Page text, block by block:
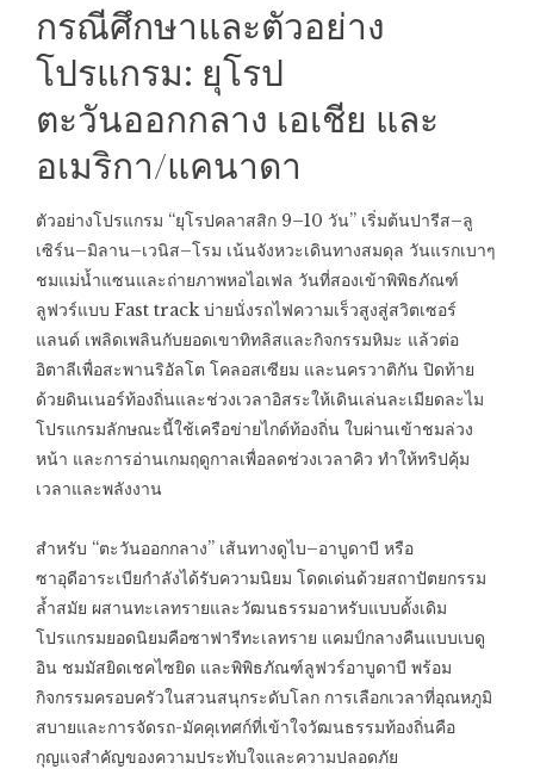
กรณีศึกษาและตัวอย่าง
โปรแกรม: ยุโรป
ตะวันออกกลาง เอเชีย และ
อเมริกา/แคนาดา
ตัวอย่างโปรแกรม “ยุโรปคลาสสิก 9–10 วัน” เริ่มต้นปารีส–ลู
เซิร์น–มิลาน–เวนิส–โรม เน้นจังหวะเดินทางสมดุล วันแรกเบาๆ
ชมแม่น้ำแซนและถ่ายภาพหอไอเฟล วันที่สองเข้าพิพิธภัณฑ์
ลูฟวร์แบบ Fast track บ่ายนั่งรถไฟความเร็วสูงสู่สวิตเซอร์
แลนด์ เพลิดเพลินกับยอดเขาทิทลิสและกิจกรรมหิมะ แล้วต่อ
อิตาลีเพื่อสะพานริอัลโต โคลอสเซียม และนครวาติกัน ปิดท้าย
ด้วยดินเนอร์ท้องถิ่นและช่วงเวลาอิสระให้เดินเล่นละเมียดละไม
โปรแกรมลักษณะนี้ใช้เครือข่ายไกด์ท้องถิ่น ใบผ่านเข้าชมล่วง
หน้า และการอ่านเกมฤดูกาลเพื่อลดช่วงเวลาคิว ทำให้ทริปคุ้ม
เวลาและพลังงาน
สำหรับ “ตะวันออกกลาง” เส้นทางดูไบ–อาบูดาบี หรือ
ซาอุดีอาระเบียกำลังได้รับความนิยม โดดเด่นด้วยสถาปัตยกรรม
ล้ำสมัย ผสานทะเลทรายและวัฒนธรรมอาหรับแบบดั้งเดิม
โปรแกรมยอดนิยมคือซาฟารีทะเลทราย แคมป์กลางคืนแบบเบดู
อิน ชมมัสยิดเชคไซยิด และพิพิธภัณฑ์ลูฟวร์อาบูดาบี พร้อม
กิจกรรมครอบครัวในสวนสนุกระดับโลก การเลือกเวลาที่อุณหภูมิ
สบายและการจัดรถ-มัคคุเทศก์ที่เข้าใจวัฒนธรรมท้องถิ่นคือ
กุญแจสำคัญของความประทับใจและความปลอดภัย